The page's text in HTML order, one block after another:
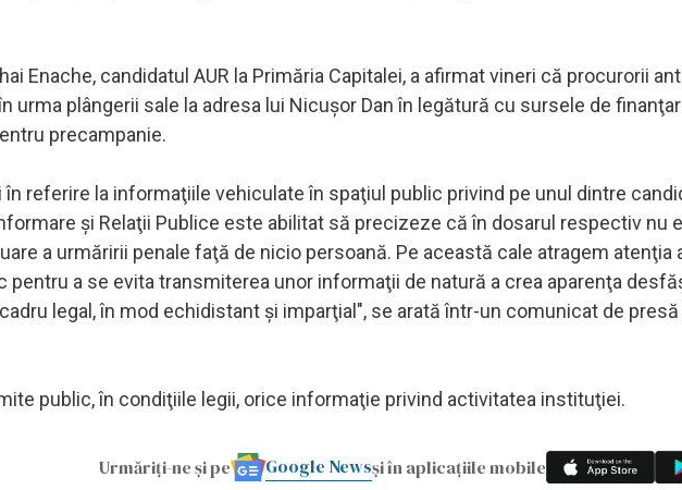
Enache, candidatul AUR la Primăria Capitalei, a afirmat vineri că procurorii
urma plângerii sale la adresa lui Nicuşor Dan în legătură cu sursele de
precampanie.
referire la informaţiile vehiculate în spaţiul public privind pe unul dintre
şi Relaţii Publice este abilitat să precizeze că în dosarul respectiv nu
a urmăririi penale faţă de nicio persoană. Pe această cale atragem atenţia
pentru a se evita transmiterea unor informaţii de natură a crea aparenţa
legal, în mod echidistant şi imparţial", se arată într-un comunicat de presă
public, în condiţiile legii, orice informaţie privind activitatea instituţiei.
Urmăriți-ne și pe Google Newsși în aplicațiile mobile